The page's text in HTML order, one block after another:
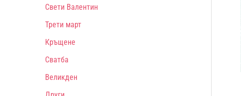
Свети Валентин
Трети март
Кръщене
Сватба
Великден